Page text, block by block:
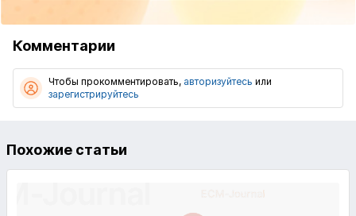
Комментарии
Чтобы прокомментировать, авторизуйтесь или
зарегистрируйтесь
Похожие статьи